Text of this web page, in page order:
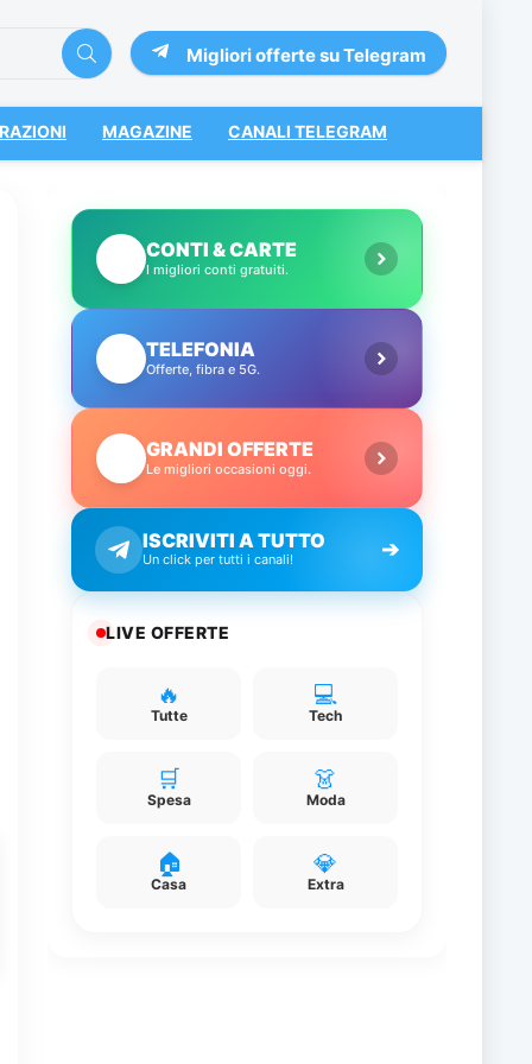
Migliori offerte su Telegram
MAGAZINE CANALI TELEGRAM
CONTI & CARTE
I migliori conti gratuiti.
TELEFONIA
Offerte, fibra e 5G.
GRANDI OFFERTE
Le migliori occasioni oggi.
ISCRIVITI A TUTTO
Un click per tutti i canali! ➔
LIVE OFFERTE
🔥
Tutte
💻
Tech
🛒
Spesa
👗
Moda
🏠
Casa
💎
Extra